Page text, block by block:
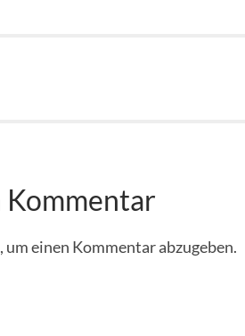
Kommentar
um einen Kommentar abzugeben.